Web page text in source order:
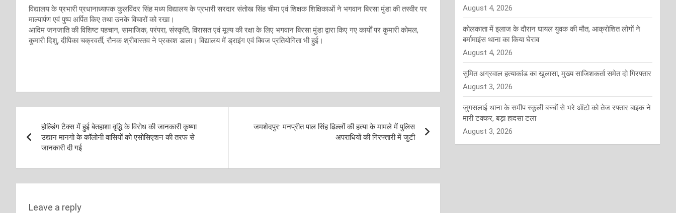
विद्यालय के प्रभारी प्रधानाध्यापक कुलविंदर सिंह मध्य विद्यालय के प्रभारी सरदार संतोख सिंह चीमा एवं शिक्षक शिक्षिकाओं ने भगवान बिरसा मुंडा की तस्वीर पर
माल्यार्पण एवं पुष्प अर्पित किए तथा उनके विचारों को रखा।
आदिम जनजाति की विशिष्ट पहचान, सामाजिक, परंपरा, संस्कृति, विरासत एवं मूल्य की रक्षा के लिए भगवान बिरसा मुंडा द्वारा किए गए कार्यों पर कुमारी कोमल,
कुमारी दिशु, दीपिका चक्रवर्ती, रौनक श्रीवास्तव ने प्रकाश डाला। विद्यालय में ड्राइंग एवं क्विज प्रतियोगिता भी हुई।
navigation
होल्डिंग टैक्स में हुई बेतहाशा वृद्धि के विरोध की जानकारी कृष्णा
उद्यान मानगो के कॉलोनी वासियों को एसोसिएशन की तरफ से
जानकारी दी गई
जमशेदपुर: मनप्रीत पाल सिंह ढिल्लों की हत्या के मामले में पुलिस
अपराधियों की गिरफ्तारी में जुटी
Leave a reply
August 4, 2026
कोलकाता में इलाज के दौरान घायल युवक की मौत, आक्रोशित लोगों ने
बर्मामाइंस थाना का किया घेराव
August 4, 2026
सुमित अग्रवाल हत्याकांड का खुलासा, मुख्य साजिशकर्ता समेत दो गिरफ्तार
August 3, 2026
जुगसलाई थाना के समीप स्कूली बच्चों से भरे ऑटो को तेज रफ्तार बाइक ने
मारी टक्कर, बड़ा हादसा टला
August 3, 2026